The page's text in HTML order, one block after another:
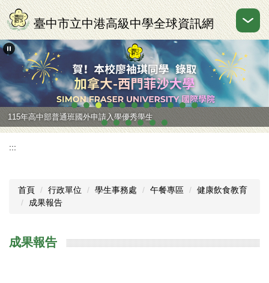
跳
到
主
要
區
臺中市立中港高級中學全球資訊網
115年高中部普通班國外申請入學優秀學生
:::
首頁 行政單位 學生事務處 午餐專區
健康飲食教育
成果報告
成果報告